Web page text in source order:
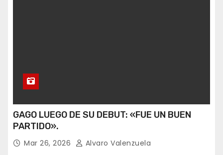
GAGO LUEGO DE SU DEBUT: «FUE UN BUEN
PARTIDO».
Mar 26, 2026 Alvaro Valenzuela